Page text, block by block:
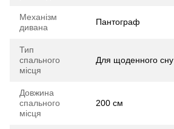
Механізм
дивана
Пантограф
Тип
спального
місця
Для щоденного сну
Довжина
спального
місця
200 см